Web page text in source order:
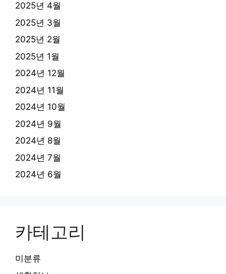
2025년 4월
2025년 3월
2025년 2월
2025년 1월
2024년 12월
2024년 11월
2024년 10월
2024년 9월
2024년 8월
2024년 7월
2024년 6월
카테고리
미분류